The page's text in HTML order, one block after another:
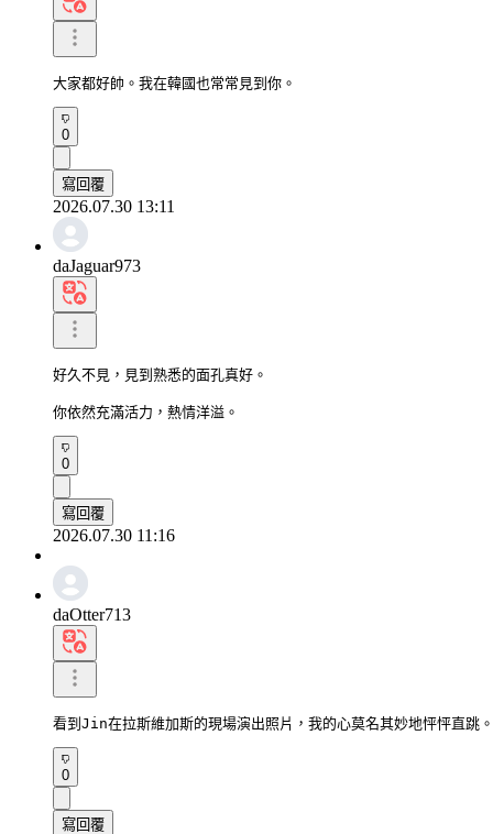
大家都好帥。我在韓國也常常見到你。
0
寫回覆
2026.07.30 13:11
daJaguar973
好久不見，見到熟悉的面孔真好。
你依然充滿活力，熱情洋溢。
0
寫回覆
2026.07.30 11:16
daOtter713
看到Jin在拉斯維加斯的現場演出照片，我的心莫名其妙地怦怦直跳
0
寫回覆